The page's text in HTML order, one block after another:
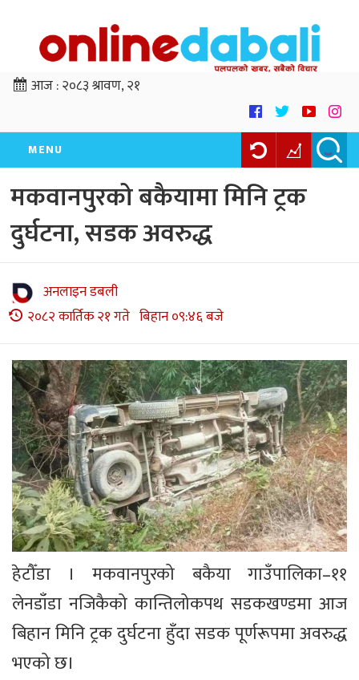
आज :२०८३ श्रावण, २१
MENU
मकवानपुरको बकैयामा मिनि ट्रक
दुर्घटना, सडक अवरुद्ध
अनलाइन डबली
२०८२ कार्तिक २१ गते बिहान ०९:४६ बजे
हेटौँडा । मकवानपुरको बकैया गाउँपालिका–११
लेनडाँडा नजिकैको कान्तिलोकपथ सडकखण्डमा आज
बिहान मिनि ट्रक दुर्घटना हुँदा सडक पूर्णरूपमा अवरुद्ध
भएको छ।